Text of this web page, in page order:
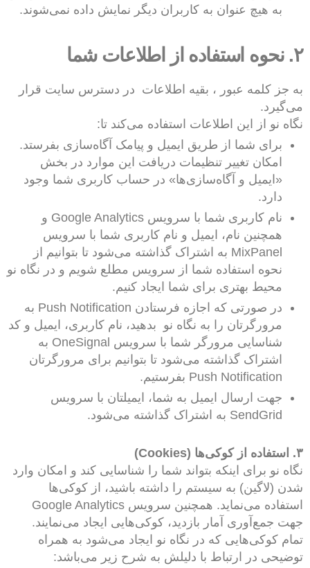
به هیچ عنوان به کاربران دیگر نمایش داده نمی‌شوند.
۲. نحوه استفاده از اطلاعات شما
به جز کلمه عبور ، بقیه اطلاعات در دسترس سایت قرار
می‌گیرد.
نگاه نو از این اطلاعات استفاده می‌کند تا:
برای شما از طریق ایمیل و پیامک آگاه‌سازی بفرستد.
امکان تغییر تنظیمات دریافت این موارد در بخش
«ایمیل و آگاه‌سازی‌ها» در حساب کاربری شما وجود
دارد.
نام کاربری شما با سرویس Google Analytics و
همچنین نام، ایمیل و نام کاربری شما با سرویس
MixPanel به اشتراک گذاشته می‌شود تا بتوانیم از
نحوه استفاده شما از سرویس مطلع شویم و در نگاه نو
محیط بهتری برای شما ایجاد کنیم.
در صورتی که اجازه فرستادن Push Notification به
مرورگرتان را به نگاه نو بدهید، نام کاربری، ایمیل و کد
شناسایی مرورگر شما با سرویس OneSignal به
اشتراک گذاشته می‌شود تا بتوانیم برای مرورگرتان
Push Notification بفرستیم.
جهت ارسال ایمیل به شما، ایمیلتان با سرویس
SendGrid به اشتراک گذاشته می‌شود.
۳. استفاده از کوکی‌ها (Cookies)
نگاه نو برای اینکه بتواند شما را شناسایی کند و امکان وارد
شدن (لاگین) به سیستم را داشته باشید، از کوکی‌ها
استفاده می‌نماید. همچنین سرویس Google Analytics
جهت جمع‌آوری آمار بازدید، کوکی‌هایی ایجاد می‌نمایند.
تمام کوکی‌هایی که در نگاه نو ایجاد می‌شود به همراه
توضیحی در ارتباط با دلیلش به شرح زیر می‌باشد: